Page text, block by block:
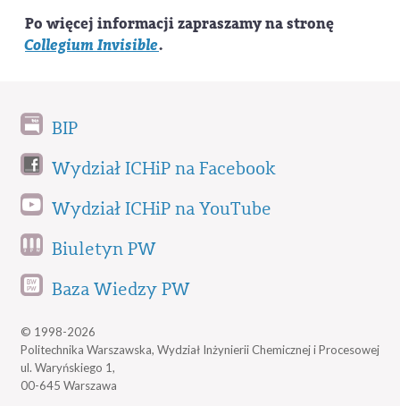
Po więcej informacji zapraszamy na stronę
Collegium Invisible.
BIP
Wydział ICHiP na Facebook
Wydział ICHiP na YouTube
Biuletyn PW
Baza Wiedzy PW
© 1998-2026
Politechnika Warszawska, Wydział Inżynierii Chemicznej i Procesowej
ul. Waryńskiego 1,
00-645 Warszawa